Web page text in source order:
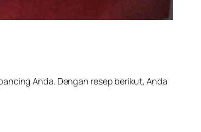
Anda. Dengan resep berikut, Anda